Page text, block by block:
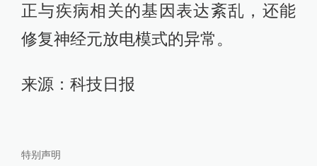
正与疾病相关的基因表达紊乱，还能
修复神经元放电模式的异常。
来源：科技日报
特别声明